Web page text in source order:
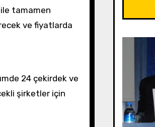
tamamen
ve fiyatlarda
24 çekirdek ve
şirketler için